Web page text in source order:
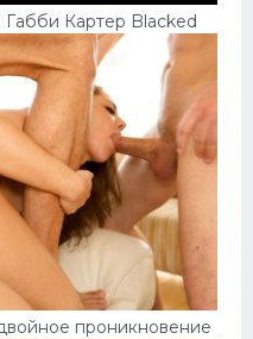
Картер Blacked
проникновение